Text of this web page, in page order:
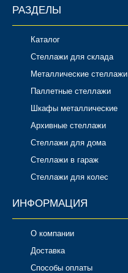
РАЗДЕЛЫ
Каталог
Стеллажи для склада
Металлические стеллажи
Паллетные стеллажи
Шкафы металлические
Архивные стеллажи
Стеллажи для дома
Стеллажи в гараж
Стеллажи для колес
ИНФОРМАЦИЯ
О компании
Доставка
Способы оплаты